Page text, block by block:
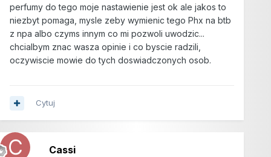
perfumy do tego moje nastawienie jest ok ale jakos to
niezbyt pomaga, mysle zeby wymienic tego Phx na btb
z npa albo czyms innym co mi pozwoli uwodzic...
chcialbym znac wasza opinie i co byscie radzili,
oczywiscie mowie do tych doswiadczonych osob.
Cytuj
Cassi